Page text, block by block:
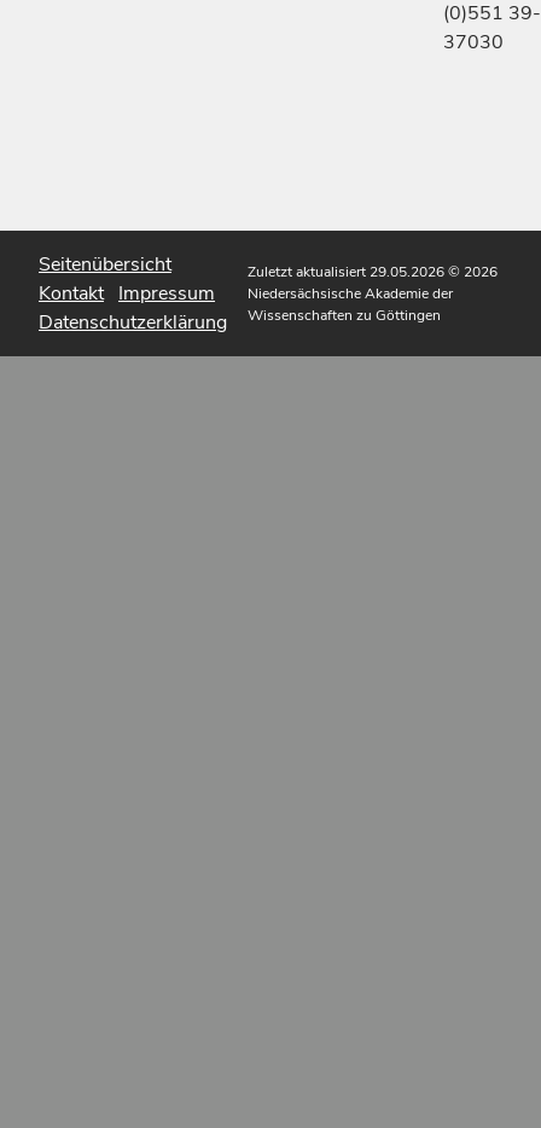
(0)551 39-
37030
Seitenübersicht
Kontakt Impressum
Datenschutzerklärung
Zuletzt aktualisiert 29.05.2026© 2026
Niedersächsische Akademie der
Wissenschaften zu Göttingen